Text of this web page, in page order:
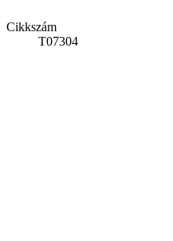
Cikkszám
T07304